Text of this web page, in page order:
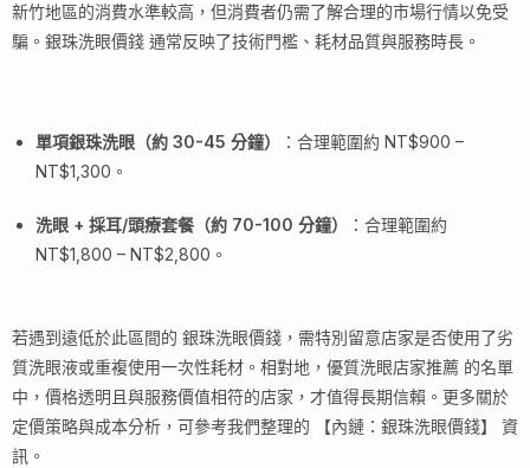
新竹地區的消費水準較高，但消費者仍需了解合理的市場行情以免受
騙。銀珠洗眼價錢 通常反映了技術門檻、耗材品質與服務時長。
單項銀珠洗眼（約 30-45 分鐘）
：合理範圍約 NT$900 –
NT$1,300。
洗眼 + 採耳/頭療套餐（約 70-100 分鐘）
：合理範圍約
NT$1,800 – NT$2,800。
若遇到遠低於此區間的 銀珠洗眼價錢，需特別留意店家是否使用了劣
質洗眼液或重複使用一次性耗材。相對地，優質洗眼店家推薦 的名單
中，價格透明且與服務價值相符的店家，才值得長期信賴。更多關於
定價策略與成本分析，可參考我們整理的 【內鏈：銀珠洗眼價錢】 資
訊。